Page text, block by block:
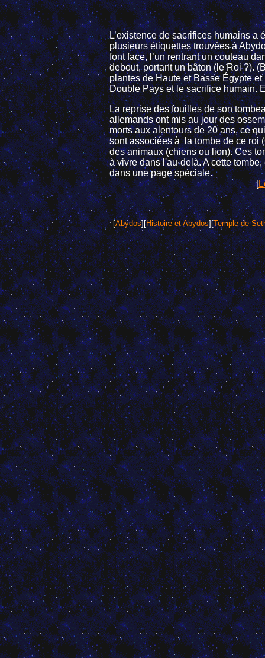
L’existence de sacrifices humains a
plusieurs étiquettes trouvées à
font face, l’un rentrant un couteau
debout, portant un bâton (le Roi ?).
plantes de Haute et Basse Égypte
Double Pays et le sacrifice humain.
La reprise des fouilles de son
allemands ont mis au jour des
morts aux alentours de 20 ans, ce
sont associées à la tombe de ce roi
des animaux (chiens ou lion). Ces
à vivre dans l'au-delà. A cette
dans une page spéciale.
[
[Abydos][Histoire et Abydos][Temple de